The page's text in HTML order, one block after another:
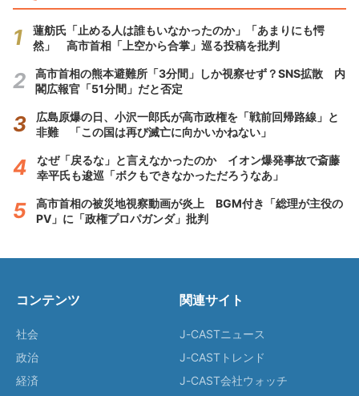
蓮舫氏「止める人は誰もいなかったのか」「あまりにも愕
然」 高市首相「上空から合掌」巡る投稿を批判
高市首相の熊本避難所「3分間」しか視察せず？SNS拡散 内
閣広報官「51分間」だと否定
広島原爆の日、小沢一郎氏が高市政権を「戦前回帰路線」と
非難 「この国は再び滅亡に向かいかねない」
なぜ「戻るな」と言えなかったのか イオン爆発事故で斎藤
幸平氏も逡巡「ボクもできなかっただろうなあ」
高市首相の被災地視察動画が炎上 BGM付き「総理が主役の
PV」に「政権プロパガンダ」批判
コンテンツ
社会
政治
経済
関連サイト
J-CASTニュース
J-CASTトレンド
J-CAST会社ウォッチ